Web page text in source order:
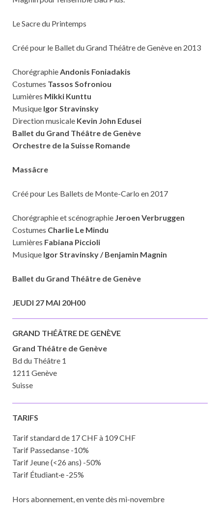
Le Sacre du Printemps
Créé pour le Ballet du Grand Théâtre de Genève en 2013
ChorégraphieAndonis Foniadakis
Costumes Tassos Sofroniou
Lumières Mikki Kunttu
Musique Igor Stravinsky
Direction musicale Kevin John Edusei
Ballet du Grand Théâtre de Genève
Orchestre de la Suisse Romande
Massâcre
Créé pour Les Ballets de Monte-Carlo en 2017
Chorégraphie et scénographie Jeroen Verbruggen
Costumes Charlie Le Mindu
Lumières Fabiana Piccioli
Musique Igor Stravinsky / Benjamin Magnin
Ballet du Grand Théâtre de Genève
JEUDI 27 MAI 20H00
GRAND THÉÂTRE DE GENÈVE
Grand Théâtre de Genève
Bd du Théâtre 1
1211 Genève
Suisse
TARIFS
Tarif standard de 17 CHF à 109 CHF
Tarif Passedanse -10%
Tarif Jeune (<26 ans) -50%
Tarif Étudiant·e -25%
Hors abonnement, en vente dès mi-novembre